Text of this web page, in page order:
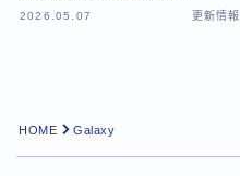
2026.05.07 更新情報
HOME Galaxy